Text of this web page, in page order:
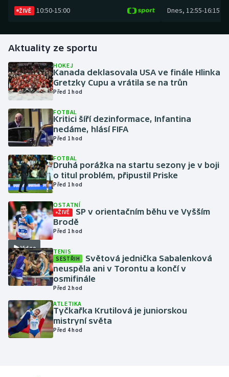
Florbal
Futsal
Golf
Gymnastika
Házená
Jezdectví
Judo
Krasobruslení
Lezení
Lyže a snowboard
Moderní pětiboj
Motorsport
Olympijské hry
Parasport
ŽIVĚ 10:50-15:00 Dnes, 12:55-16:15
Aktuality ze sportu
HOKEJ
Kanada deklasovala USA ve finále Hlinka
Gretzky Cupu a vrátila se na trůn
Před 1 hod
FOTBAL
Kritici šíří dezinformace, Infantina
nedáme, hlásí FIFA
Před 1 hod
FOTBAL
Druhá porážka na startu sezony je v boji
o titul problém, připustil Priske
Před 1 hod
Video
OSTATNÍ
ŽIVĚ
SP v orientačním běhu ve Vyšším
Brodě
Před 1 hod
TENIS
SESTŘIH
Světová jednička Sabalenková
neuspěla ani v Torontu a končí v
osmifinále
Před 2 hod
ATLETIKA
Tyčkařka Krutilová je juniorskou
mistryní světa
Před 4 hod